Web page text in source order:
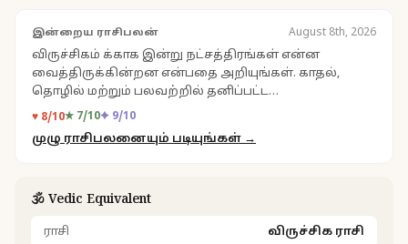
இன்றைய ராசிபலன் August 8th, 2026
விருச்சிகம் க்காக இன்று நட்சத்திரங்கள் என்ன
வைத்திருக்கின்றன என்பதை அறியுங்கள். காதல்,
தொழில் மற்றும் பலவற்றில் தனிப்பட்ட
நுண்ணறிவுகளுக்கு உங்கள் தினசரி ராசிபலனை
♥ 8/10★ 7/10✦ 9/10
முழு ராசிபலனையும் படியுங்கள் →
🕉️ Vedic Equivalent
ராசி விருச்சிக ராசி